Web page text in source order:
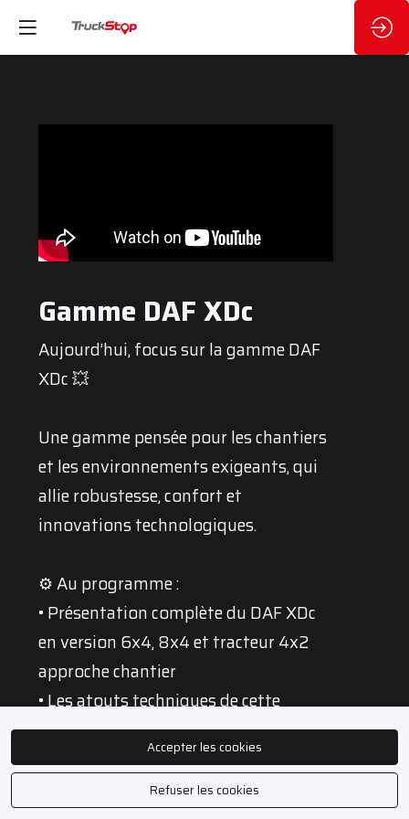
Gamme DAF XDc
Aujourd’hui, focus sur la gamme DAF
XDc 💥
Une gamme pensée pour les chantiers
et les environnements exigeants, qui
allie robustesse, confort et
innovations technologiques.
⚙️ Au programme :
• Présentation complète du DAF XDc
en version 6x4, 8x4 et tracteur 4x2
approche chantier
• Les atouts techniques de cette
version dédiée au BTP
• Essai sur le terrain avec les
impressions de Fabien Calvet
Accepter les cookies
Refuser les cookies